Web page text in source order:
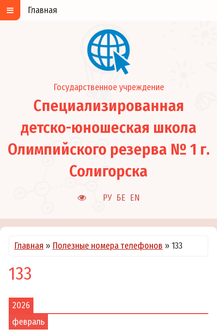
Государственное учреждение
Специализированная
детско-юношеская школа
Олимпийского резерва № 1 г.
Солигорска
РУ БЕ EN
Главная
Главная » Полезные номера телефонов » 133
133
2026
февраль